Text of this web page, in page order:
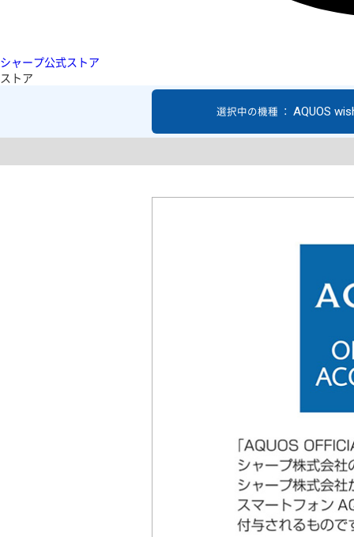
シャープ公式ストア
ストア
選択中の機種 ： AQUOS